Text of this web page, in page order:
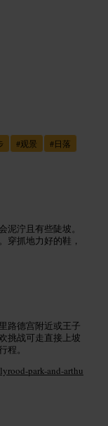
#观景 #日落
泞且有些陡坡。
穿抓地力好的鞋，
路德宫附近或王子
挑战可走直接上坡
。
park-and-arthu